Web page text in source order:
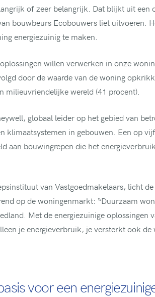
of zeer belangrijk. Dat blijkt uit een
bouwbeurs Ecobouwers liet uitvoeren.
energiezuinig te maken.
willen verwerken in onze
door de waarde van de woning
milieuvriendelijke wereld (41 procent).
globaal leider op het gebied van
klimaatsystemen in gebouwen. Een op
aan bouwingrepen die het
van Vastgoedmakelaars, licht
op de woningenmarkt: “Duurzaam
Met de energiezuinige oplossingen
je energieverbruik, je versterkt ook de
voor een